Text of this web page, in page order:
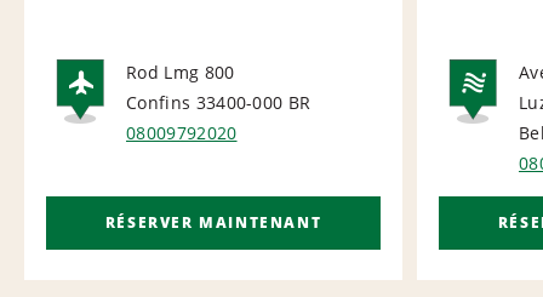
AIRPORT
Rod Lmg 800
Confins 33400-000 BR
08009792020
RÉSERVER MAINTENANT